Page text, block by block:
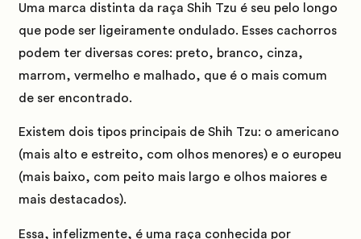
Uma marca distinta da raça Shih Tzu é seu pelo longo
que pode ser ligeiramente ondulado. Esses cachorros
podem ter diversas cores: preto, branco, cinza,
marrom, vermelho e malhado, que é o mais comum
de ser encontrado.
Existem dois tipos principais de Shih Tzu: o americano
(mais alto e estreito, com olhos menores) e o europeu
(mais baixo, com peito mais largo e olhos maiores e
mais destacados).
Essa, infelizmente, é uma raça conhecida por